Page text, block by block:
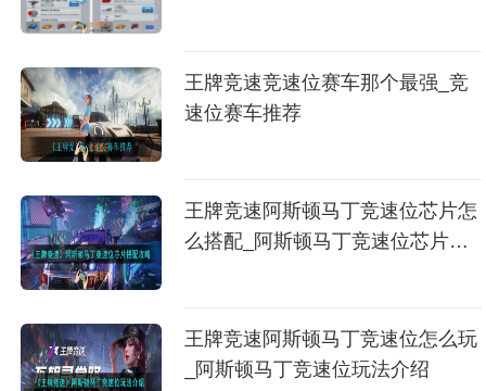
王牌竞速竞速位赛车那个最强_竞
速位赛车推荐
王牌竞速阿斯顿马丁竞速位芯片怎
么搭配_阿斯顿马丁竞速位芯片搭
王牌竞速阿斯顿马丁竞速位怎么玩
_阿斯顿马丁竞速位玩法介绍